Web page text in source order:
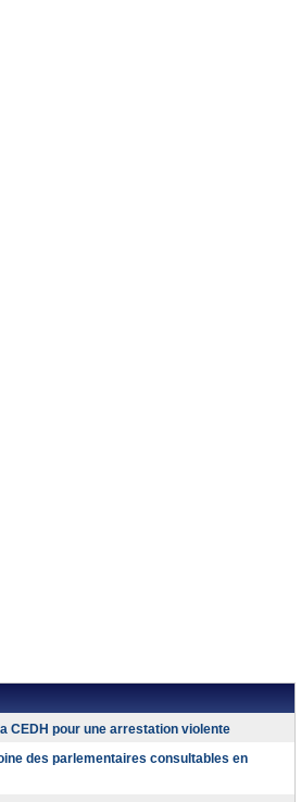
CEDH pour une arrestation violente
des parlementaires consultables en